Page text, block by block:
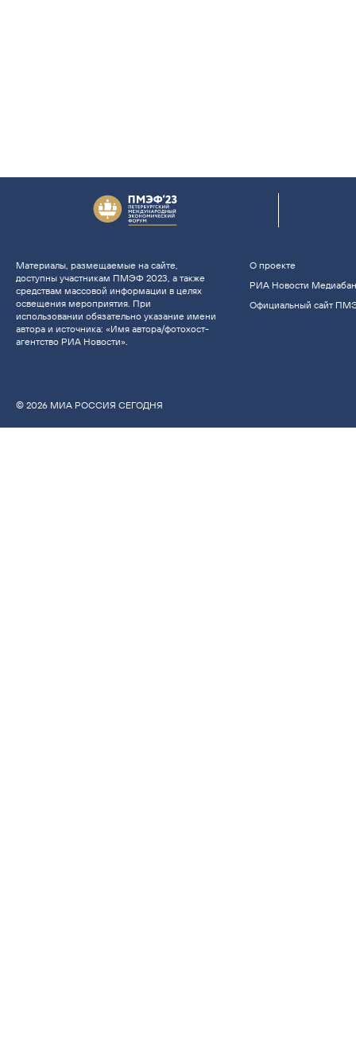
Материалы, размещаемые на сайте,
доступны участникам ПМЭФ 2023, а также
средствам массовой информации в целях
освещения мероприятия. При
использовании обязательно указание имени
автора и источника: «Имя автора/фотохост-
агентство РИА Новости».
О проекте
РИА Новости
Официальный сайт
© 2026 МИА РОССИЯ СЕГОДНЯ